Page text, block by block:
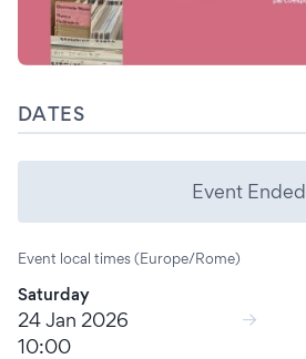
DATES
Event Ended
Event local times (Europe/Rome)
Saturday
24 Jan 2026
10:00